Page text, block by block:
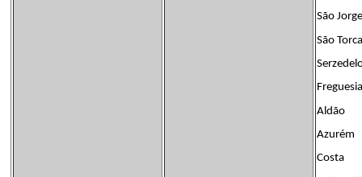
São
São
Aldão
Azurém
Costa